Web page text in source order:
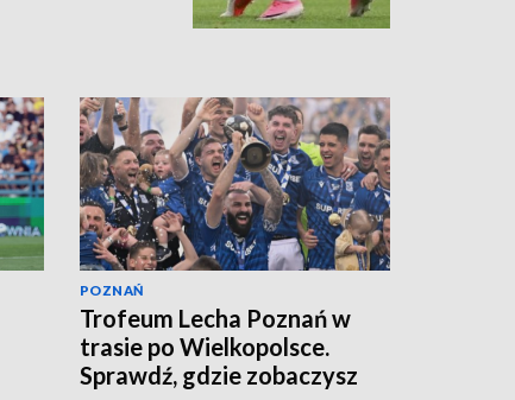
POZNAŃ
Trofeum Lecha Poznań w
trasie po Wielkopolsce.
Sprawdź, gdzie zobaczysz